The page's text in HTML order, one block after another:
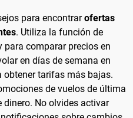
para encontrarofertas
. Utiliza la función de
para comparar precios en
en días de semana en
obtener tarifas más bajas.
de vuelos de última
dinero. No olvides activar